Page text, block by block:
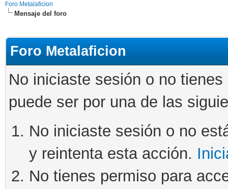
Foro Metalaficion
Mensaje del foro
Foro Metalaficion
No iniciaste sesión o no
puede ser por una de las
No iniciaste sesión o no
y reintenta esta acción.
No tienes permiso para